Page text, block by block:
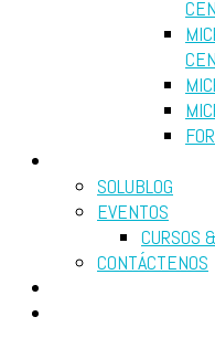
SOLUBLOG
EVENTOS
CURSOS
CONTÁCTENOS